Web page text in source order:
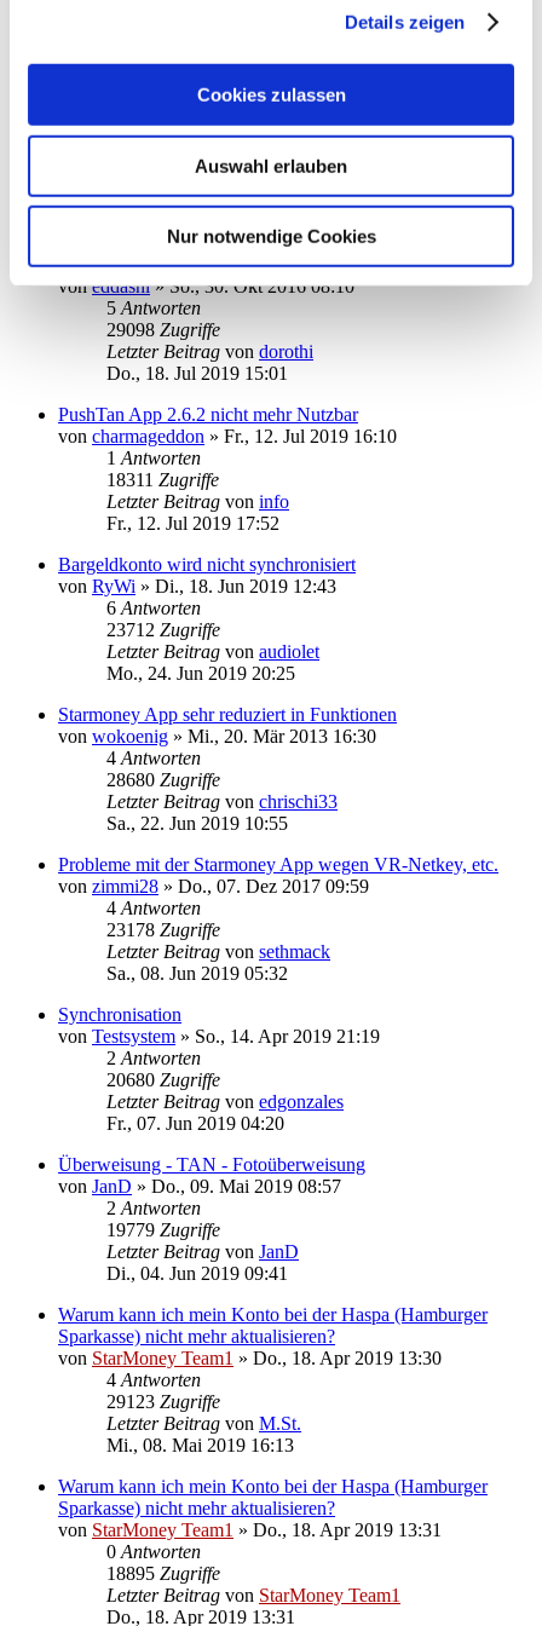
Details zeigen
Cookies zulassen
Auswahl erlauben
Nur notwendige Cookies
vonerkobo»Fr., 27. Sep 2019 13:37
Antworten
Zugriffe
Letzter Beitragvonerkobo
Touch ID
voneddashl»So., 30. Okt 2016 08:10
5 Antworten
29098 Zugriffe
Letzter Beitrag von dorothi
Do., 18. Jul 2019 15:01
PushTan App 2.6.2 nicht mehr Nutzbar
von charmageddon » Fr., 12. Jul 2019 16:10
1 Antworten
18311 Zugriffe
Letzter Beitrag von info
Fr., 12. Jul 2019 17:52
Bargeldkonto wird nicht synchronisiert
von RyWi » Di., 18. Jun 2019 12:43
6 Antworten
23712 Zugriffe
Letzter Beitrag von audiolet
Mo., 24. Jun 2019 20:25
Starmoney App sehr reduziert in Funktionen
von wokoenig » Mi., 20. Mär 2013 16:30
4 Antworten
28680 Zugriffe
Letzter Beitrag von chrischi33
Sa., 22. Jun 2019 10:55
Probleme mit der Starmoney App wegen VR-Netkey, etc.
von zimmi28 » Do., 07. Dez 2017 09:59
4 Antworten
23178 Zugriffe
Letzter Beitrag von sethmack
Sa., 08. Jun 2019 05:32
Synchronisation
von Testsystem » So., 14. Apr 2019 21:19
2 Antworten
20680 Zugriffe
Letzter Beitrag von edgonzales
Fr., 07. Jun 2019 04:20
Überweisung - TAN - Fotoüberweisung
von JanD » Do., 09. Mai 2019 08:57
2 Antworten
19779 Zugriffe
Letzter Beitrag von JanD
Di., 04. Jun 2019 09:41
Warum kann ich mein Konto bei der Haspa (Hamburger
Sparkasse) nicht mehr aktualisieren?
von StarMoney Team1 » Do., 18. Apr 2019 13:30
4 Antworten
29123 Zugriffe
Letzter Beitrag von M.St.
Mi., 08. Mai 2019 16:13
Warum kann ich mein Konto bei der Haspa (Hamburger
Sparkasse) nicht mehr aktualisieren?
von StarMoney Team1 » Do., 18. Apr 2019 13:31
0 Antworten
18895 Zugriffe
Letzter Beitrag von StarMoney Team1
Do., 18. Apr 2019 13:31